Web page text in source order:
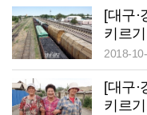
[대구
키르
진으
2018-
[대구
키르